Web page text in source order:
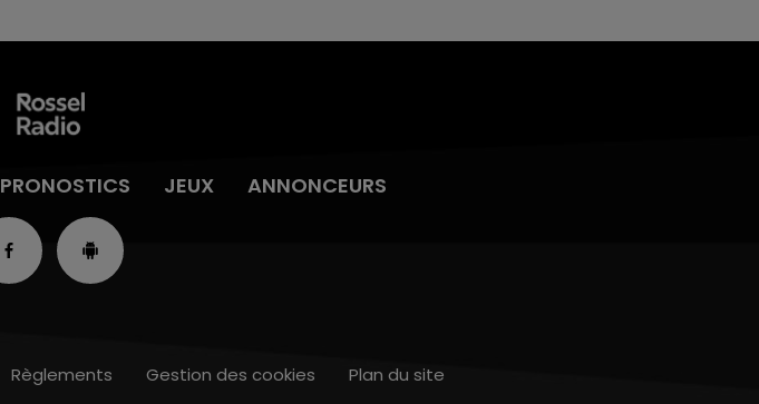
PRONOSTICS JEUX ANNONCEURS
Règlements Gestion des cookies Plan du site